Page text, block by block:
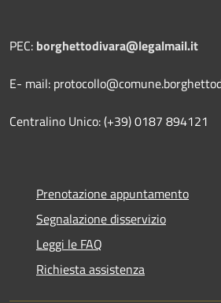
PEC: borghettodivara@legalmail.it
E- mail:
Centralino Unico: (+39) 0187 894121
Prenotazione appuntamento
Segnalazione disservizio
Leggi le FAQ
Richiesta assistenza